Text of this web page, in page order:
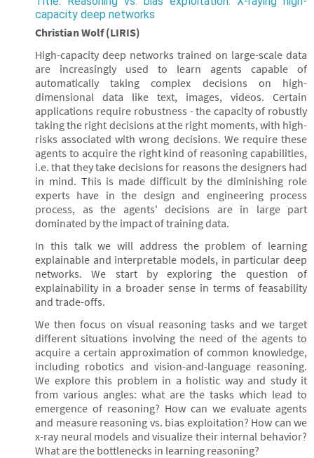
capacity deep networks
Christian Wolf (LIRIS)
High-capacity deep networks trained on large-scale data
are increasingly used to learn agents capable of
automatically taking complex decisions on high-
dimensional data like text, images, videos. Certain
applications require robustness - the capacity of robustly
taking the right decisions at the right moments, with high-
risks associated with wrong decisions. We require these
agents to acquire the right kind of reasoning capabilities,
i.e. that they take decisions for reasons the designers had
in mind. This is made difficult by the diminishing role
experts have in the design and engineering process
process, as the agents' decisions are in large part
dominated by the impact of training data.
In this talk we will address the problem of learning
explainable and interpretable models, in particular deep
networks. We start by exploring the question of
explainability in a broader sense in terms of feasability
and trade-offs.
We then focus on visual reasoning tasks and we target
different situations involving the need of the agents to
acquire a certain approximation of common knowledge,
including robotics and vision-and-language reasoning.
We explore this problem in a holistic way and study it
from various angles: what are the tasks which lead to
emergence of reasoning? How can we evaluate agents
and measure reasoning vs. bias exploitation? How can we
x-ray neural models and visualize their internal behavior?
What are the bottlenecks in learning reasoning?